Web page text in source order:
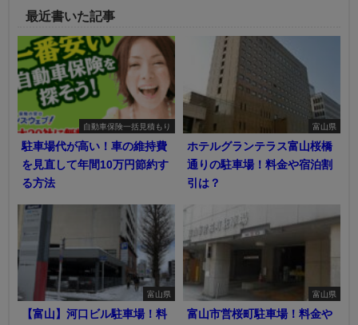
最近書いた記事
自動車保険一括見積もり
駐車場代が高い！車の維持費
を見直して年間10万円節約す
る方法
富山県
ホテルグランテラス富山桜橋
通りの駐車場！料金や宿泊割
引は？
富山県
【富山】河口ビル駐車場！料
富山県
富山市営桜町駐車場！料金や